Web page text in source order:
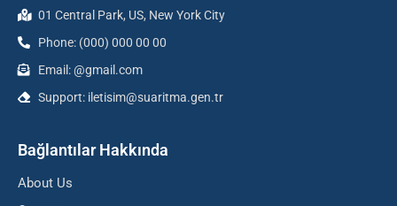
01 Central Park, US, New York City
Phone: (000) 000 00 00
Email: @gmail.com
Support: iletisim@suaritma.gen.tr
Bağlantılar Hakkında
About Us